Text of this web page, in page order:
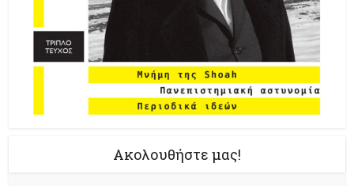
Ακολουθήστε μας!